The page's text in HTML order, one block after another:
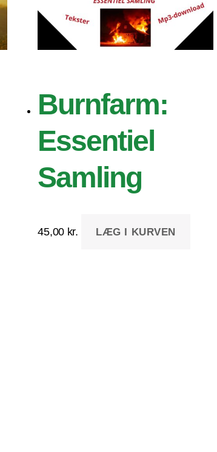
Burnfarm:
Essentiel
Samling
45,00 kr. LÆG I KURVEN